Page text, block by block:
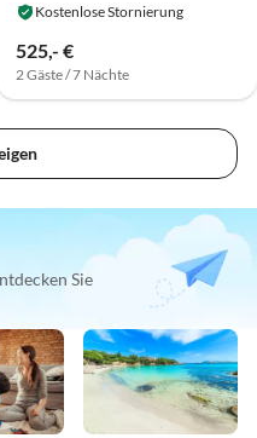
Kostenlose Stornierung
525,- €
2 Gäste / 7 Nächte
Sie